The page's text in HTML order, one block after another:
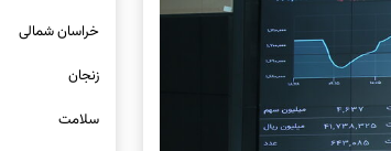
خراسان شمالی
زنجان
سلامت